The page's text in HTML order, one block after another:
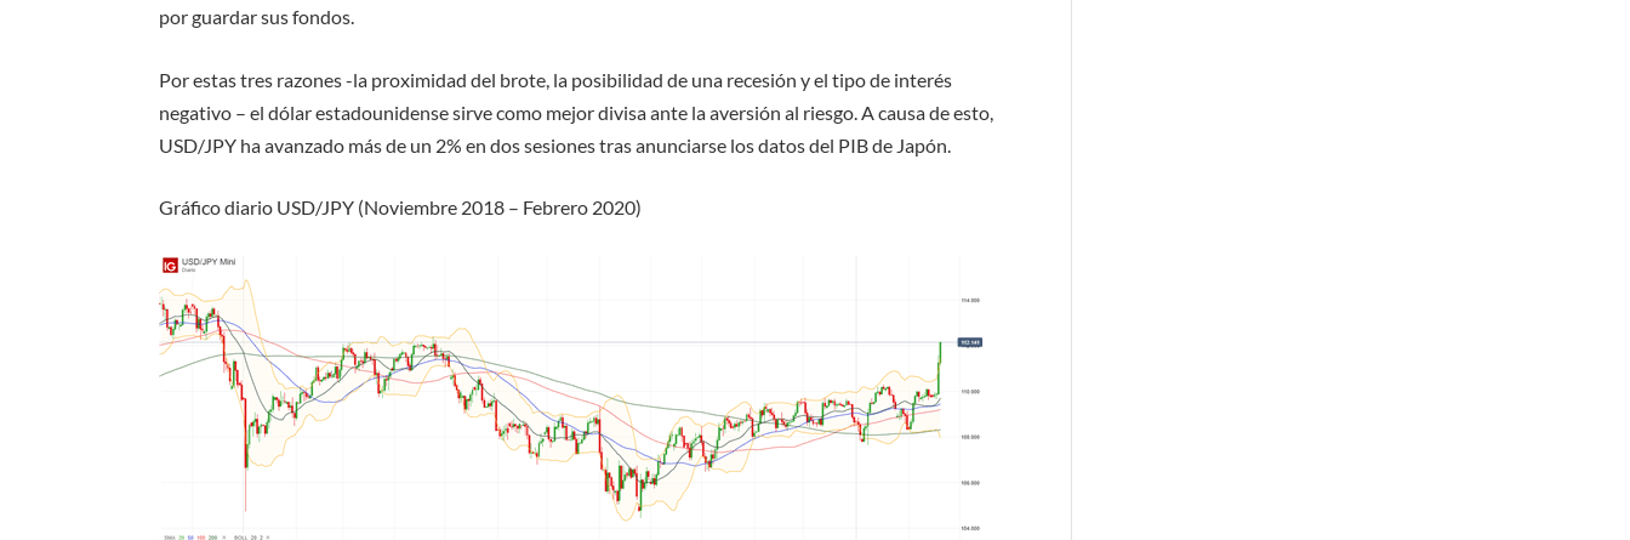
por guardar sus fondos.
Por estas tres razones -la proximidad del brote, la posibilidad de una recesión y el tipo de interés
negativo – el dólar estadounidense sirve como mejor divisa ante la aversión al riesgo. A causa de esto,
USD/JPY ha avanzado más de un 2% en dos sesiones tras anunciarse los datos del PIB de Japón.
Gráfico diario USD/JPY (Noviembre 2018 – Febrero 2020)